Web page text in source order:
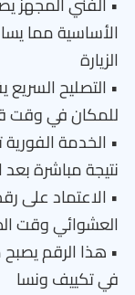
الأساسية مما
الزيارة
• التصليح
للمكان في وقت
• الخدمة
نتيجة مباشرة
• الاعتماد على
العشوائي وقت
• هذا الرقم
في تكييف ونسا